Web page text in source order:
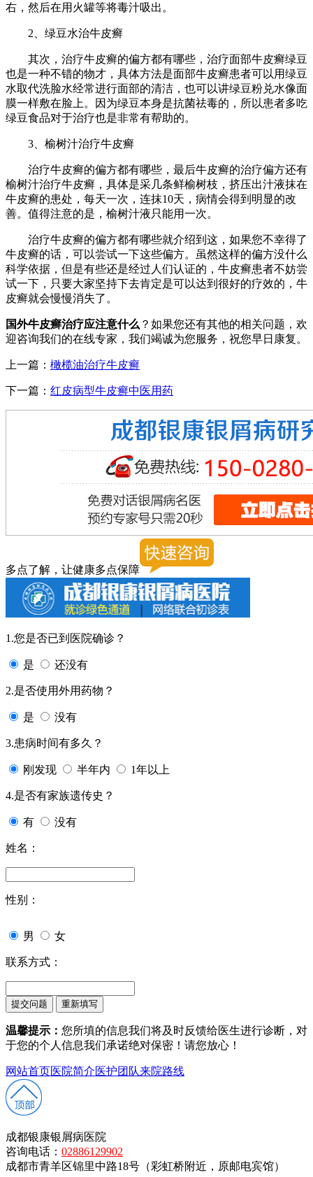
右，然后在用火罐等将毒汁吸出。
2、绿豆水治牛皮癣
其次，治疗牛皮癣的偏方都有哪些，治疗面部牛皮癣绿豆
也是一种不错的物才，具体方法是面部牛皮癣患者可以用绿豆
水取代洗脸水经常进行面部的清洁，也可以讲绿豆粉兑水像面
膜一样敷在脸上。因为绿豆本身是抗菌祛毒的，所以患者多吃
绿豆食品对于治疗也是非常有帮助的。
3、榆树汁治疗牛皮癣
治疗牛皮癣的偏方都有哪些，最后牛皮癣的治疗偏方还有
榆树汁治疗牛皮癣，具体是采几条鲜榆树枝，挤压出汁液抹在
牛皮癣的患处，每天一次，连抹10天，病情会得到明显的改
善。值得注意的是，榆树汁液只能用一次。
治疗牛皮癣的偏方都有哪些就介绍到这，如果您不幸得了
牛皮癣的话，可以尝试一下这些偏方。虽然这样的偏方没什么
科学依据，但是有些还是经过人们认证的，牛皮癣患者不妨尝
试一下，只要大家坚持下去肯定是可以达到很好的疗效的，牛
皮癣就会慢慢消失了。
国外牛皮癣治疗应注意什么 ？如果您还有其他的相关问题，欢
迎咨询我们的在线专家，我们竭诚为您服务，祝您早日康复。
上一篇： 橄榄油治疗牛皮癣
下一篇： 红皮病型牛皮癣中医用药
多点了解，让健康多点保障
1.您是否已到医院确诊？
是 还没有
2.是否使用外用药物？
是 没有
3.患病时间有多久？
刚发现 半年内 1年以上
4.是否有家族遗传史？
有 没有
姓名：
性别：
男 女
联系方式：
温馨提示： 您所填的信息我们将及时反馈给医生进行诊断，对
于您的个人信息我们承诺绝对保密！请您放心！
网站首页医院简介医护团队来院路线
成都银康银屑病医院
咨询电话： 02886129902
成都市青羊区锦里中路18号（彩虹桥附近，原邮电宾馆）